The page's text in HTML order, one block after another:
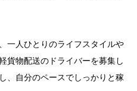
一人ひとりのライフスタイルや
貨物配送のドライバーを募集し
、自分のペースでしっかりと稼